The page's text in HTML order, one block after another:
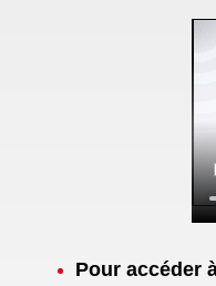
Pour accéder